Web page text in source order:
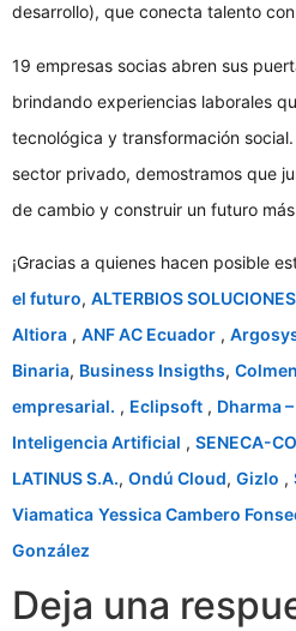
desarrollo), que conecta talento
19 empresas socias abren sus
brindando experiencias laborales
tecnológica y transformación social.
sector privado, demostramos que
de cambio y construir un futuro
¡Gracias a quienes hacen posible
el futuro, ALTERBIOS
Altiora , ANF AC Ecuador ,
Binaria, Business Insigths,
empresarial. , Eclipsoft , Dharma
Inteligencia Artificial , SENECA-
LATINUS S.A., Ondú Cloud, Gizlo ,
Viamatica Yessica Cambero
González
Deja una